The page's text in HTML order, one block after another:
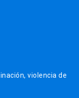
violencia de